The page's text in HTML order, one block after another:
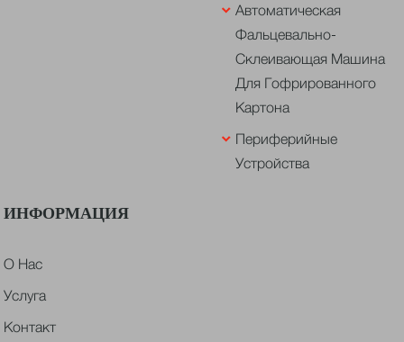
Автоматическая
Фальцевально-
Склеивающая Машина
Для Гофрированного
Картона
Периферийные
Устройства
ИНФОРМАЦИЯ
О Нас
Услуга
Контакт